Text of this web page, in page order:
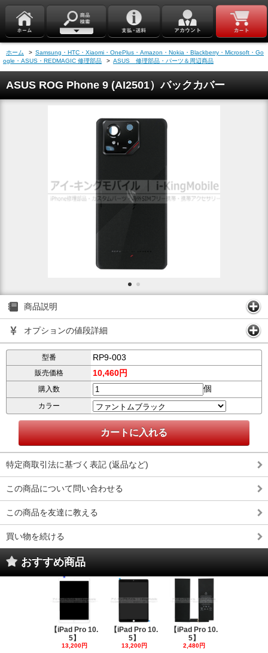
ホーム > Samsung・HTC・Xiaomi・OnePlus・Amazon・Nokia・Blackberry・Microsoft・Go
ogle・ASUS・REDMAGIC 修理部品
> ASUS 修理部品・パーツ＆周辺商品
ASUS ROG Phone 9 (AI2501）バックカバー
商品説明
オプションの値段詳細
型番 RP9-003
販売価格 10,460円
購入数 個
カラー
特定商取引法に基づく表記 (返品など)
この商品について問い合わせる
この商品を友達に教える
買い物を続ける
おすすめ商品
【iPad Pro 10.
5】
13,200円
【iPad Pro 10.
5】
13,200円
【iPad Pro 10.
5】
2,480円